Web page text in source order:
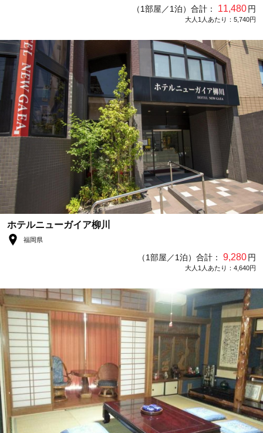
（1部屋／1泊）合計： 11,480円
大人1人あたり：5,740円
ホテルニューガイア柳川
福岡県
（1部屋／1泊）合計： 9,280円
大人1人あたり：4,640円